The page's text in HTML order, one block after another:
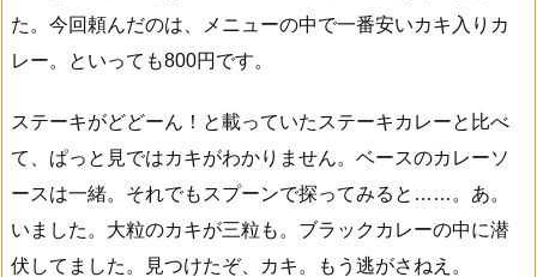
た。今回頼んだのは、メニューの中で一番安いカキ入りカ
レー。といっても800円です。
ステーキがどどーん！と載っていたステーキカレーと比べ
て、ぱっと見ではカキがわかりません。ベースのカレーソ
ースは一緒。それでもスプーンで探ってみると……。あ。
いました。大粒のカキが三粒も。ブラックカレーの中に潜
伏してました。見つけたぞ、カキ。もう逃がさねえ。